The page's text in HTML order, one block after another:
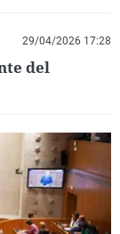
29/04/2026 17:28
del